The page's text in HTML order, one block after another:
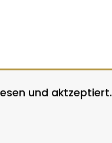
und aktzeptiert.